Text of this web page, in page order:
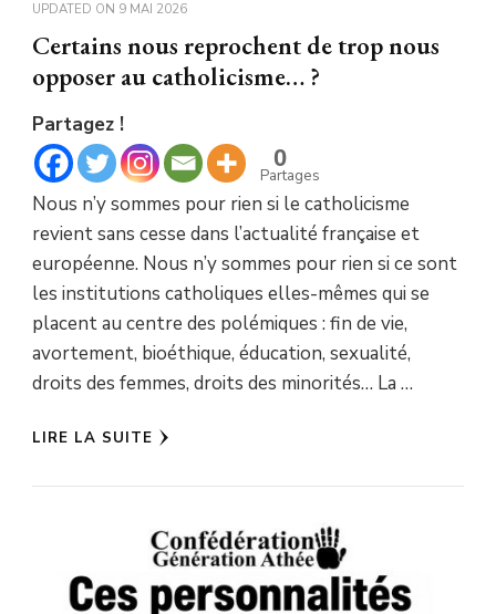
UPDATED ON 9 MAI 2026
Certains nous reprochent de trop nous
opposer au catholicisme… ?
Partagez !
0
Partages
Nous n’y sommes pour rien si le catholicisme
revient sans cesse dans l’actualité française et
européenne. Nous n’y sommes pour rien si ce sont
les institutions catholiques elles-mêmes qui se
placent au centre des polémiques : fin de vie,
avortement, bioéthique, éducation, sexualité,
droits des femmes, droits des minorités… La …
LIRE LA SUITE